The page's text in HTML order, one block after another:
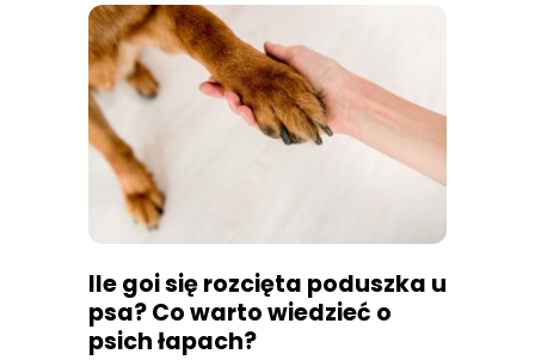
Ile goi się rozcięta poduszka u
psa? Co warto wiedzieć o
psich łapach?